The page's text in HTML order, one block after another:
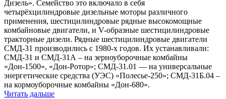
Дизель». Семейство это включало в себя
четырёхцилиндровые дизельные моторы различного
применения, шестицилиндровые рядные высокомощные
комбайновые двигатели, и V-образные шестицилиндровые
тракторные дизели. Рядные шестицилиндровые двигатели
СМД-31 производились с 1980-х годов. Их устанавливали:
СМД-31 и СМД-31А – на зерноуборочные комбайны
«Дон-1500», «Дон-Ротор»; СМД-31.01 — на универсальные
энергетические средства (УЭС) «Полесье-250»; СМД-31Б.04 –
на кормоуборочные комбайны «Дон-680».
Читать дальше